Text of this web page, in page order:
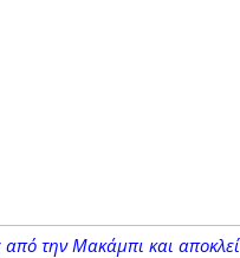
την Μακάμπι και